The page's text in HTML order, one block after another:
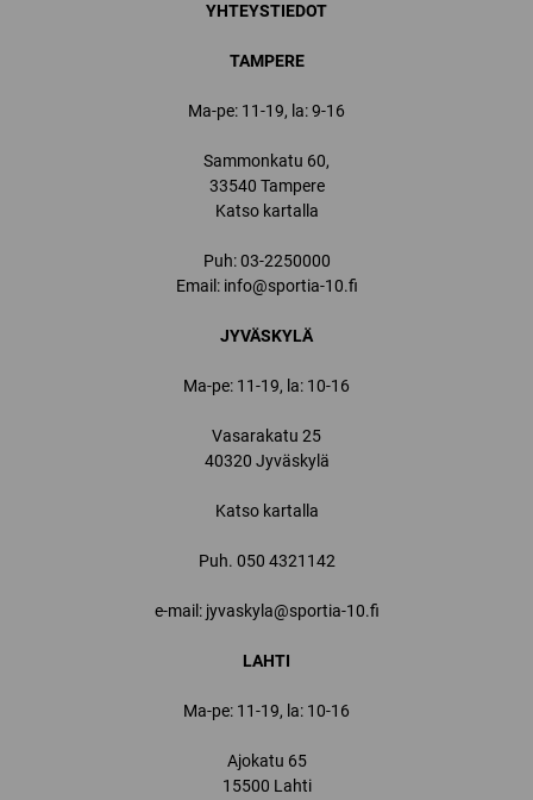
YHTEYSTIEDOT
TAMPERE
Ma-pe: 11-19, la: 9-16
Sammonkatu 60,
33540 Tampere
Katso kartalla
Puh:03-2250000
Email: info@sportia-10.fi
JYVÄSKYLÄ
Ma-pe: 11-19, la: 10-16
Vasarakatu 25
40320 Jyväskylä
Katso kartalla
Puh. 050 4321142
e-mail: jyvaskyla@sportia-10.fi
LAHTI
Ma-pe: 11-19, la: 10-16
Ajokatu 65
15500 Lahti